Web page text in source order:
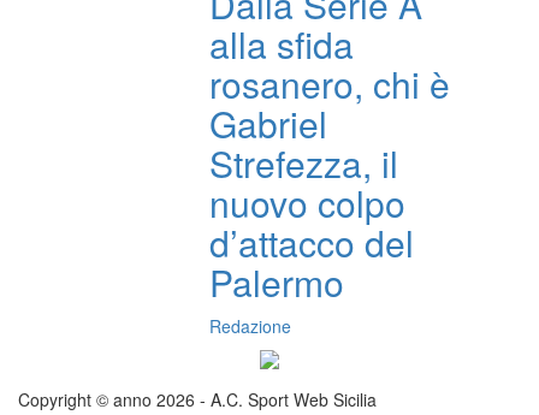
alla sfida
rosanero, chi è
Gabriel
Strefezza, il
nuovo colpo
d’attacco del
Palermo
Redazione
Copyright © anno 2026 - A.C. Sport Web Sicilia